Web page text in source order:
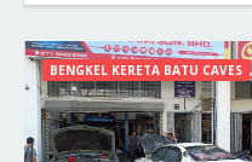
BENGKEL KERETA BATU CAVES